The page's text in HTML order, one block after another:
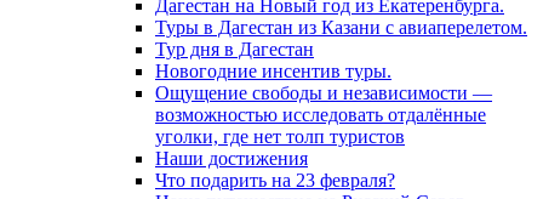
Дагестан на Новый год из Екатеренбурга.
Туры в Дагестан из Казани с авиаперелетом.
Тур дня в Дагестан
Новогодние инсентив туры.
Ощущение свободы и независимости —
возможностью исследовать отдалённые
уголки, где нет толп туристов
Наши достижения
Что подарить на 23 февраля?